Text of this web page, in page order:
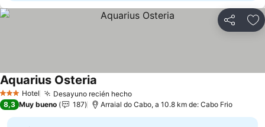
Compartir
3 Estrellas
Hotel Desayuno recién hechoVer precios
Aquarius Osteria
8,3 Muy bueno 187 Arraial do Cabo, a 10.8 km de: Cabo Frio